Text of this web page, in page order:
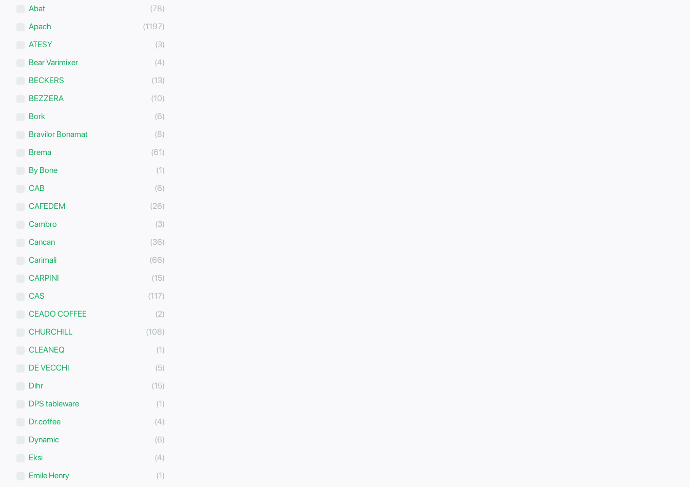
Abat
(78)
Apach
(1197)
ATESY
(3)
Bear Varimixer
(4)
BECKERS
(13)
BEZZERA
(10)
Bork
(6)
Bravilor Bonamat
(8)
Brema
(61)
By Bone
(1)
CAB
(6)
CAFEDEM
(26)
Cambro
(3)
Cancan
(36)
Carimali
(66)
CARPINI
(15)
CAS
(117)
CEADO COFFEE
(2)
CHURCHILL
(108)
CLEANEQ
(1)
DE VECCHI
(5)
Dihr
(15)
DPS tableware
(1)
Dr.coffee
(4)
Dynamic
(6)
Eksi
(4)
Emile Henry
(1)